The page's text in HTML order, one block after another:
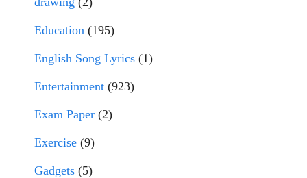
Education (195)
English Song Lyrics (1)
Entertainment (923)
Exam Paper (2)
Exercise (9)
Gadgets (5)